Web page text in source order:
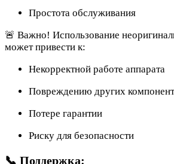
Простота обслуживания
🚨 Важно! Использование
может привести к:
Некорректной работе аппарата
Повреждению других
Потере гарантии
Риску для безопасности
📞 Поддержка: